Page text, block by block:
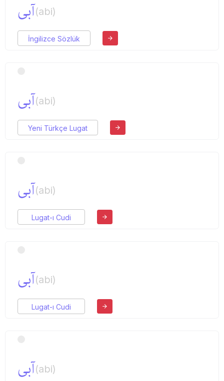
آبی(abi)
İngilizce Sözlük
آبی(abi)
Yeni Türkçe Lugat
آبی(abi)
Lugat-ı Cudi
آبی(abi)
Lugat-ı Cudi
آبی(abi)